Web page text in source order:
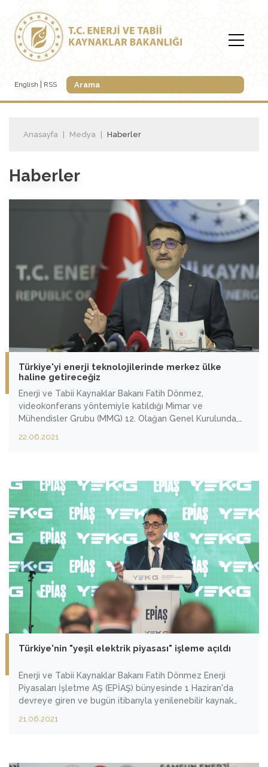
English RSS
Anasayfa Medya Haberler
Haberler
Türkiye'yi enerji teknolojilerinde merkez ülke
haline getireceğiz
Enerji ve Tabii Kaynaklar Bakanı Fatih Dönmez,
videokonferans yöntemiyle katıldığı Mimar ve
Mühendisler Grubu (MMG) 12. Olağan Genel Kurulunda,
22.06.2021
Türkiye'nin "yeşil elektrik piyasası" işleme açıldı
Enerji ve Tabii Kaynaklar Bakanı Fatih Dönmez Enerji
Piyasaları İşletme AŞ (EPİAŞ) bünyesinde 1 Haziran'da
devreye giren ve bugün itibarıyla yenilenebilir kaynak
21.06.2021